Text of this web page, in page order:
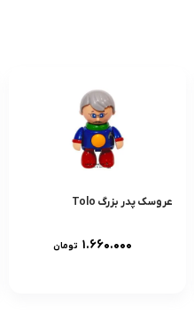
عروسک پدر بزرگ Tolo
۱.۶۶۰.۰۰۰ تومان